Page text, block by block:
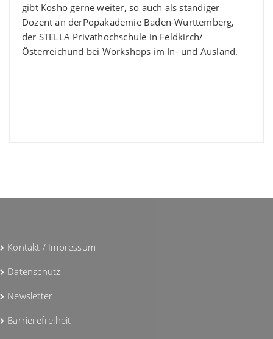
gibt Kosho gerne weiter, so auch als ständiger
Dozent an derPopakademie Baden-Württemberg,
der STELLA Privathochschule in Feldkirch/
Österreichund bei Workshops im In- und Ausland.
Kontakt / Impressum
Datenschutz
Newsletter
Barrierefreiheit